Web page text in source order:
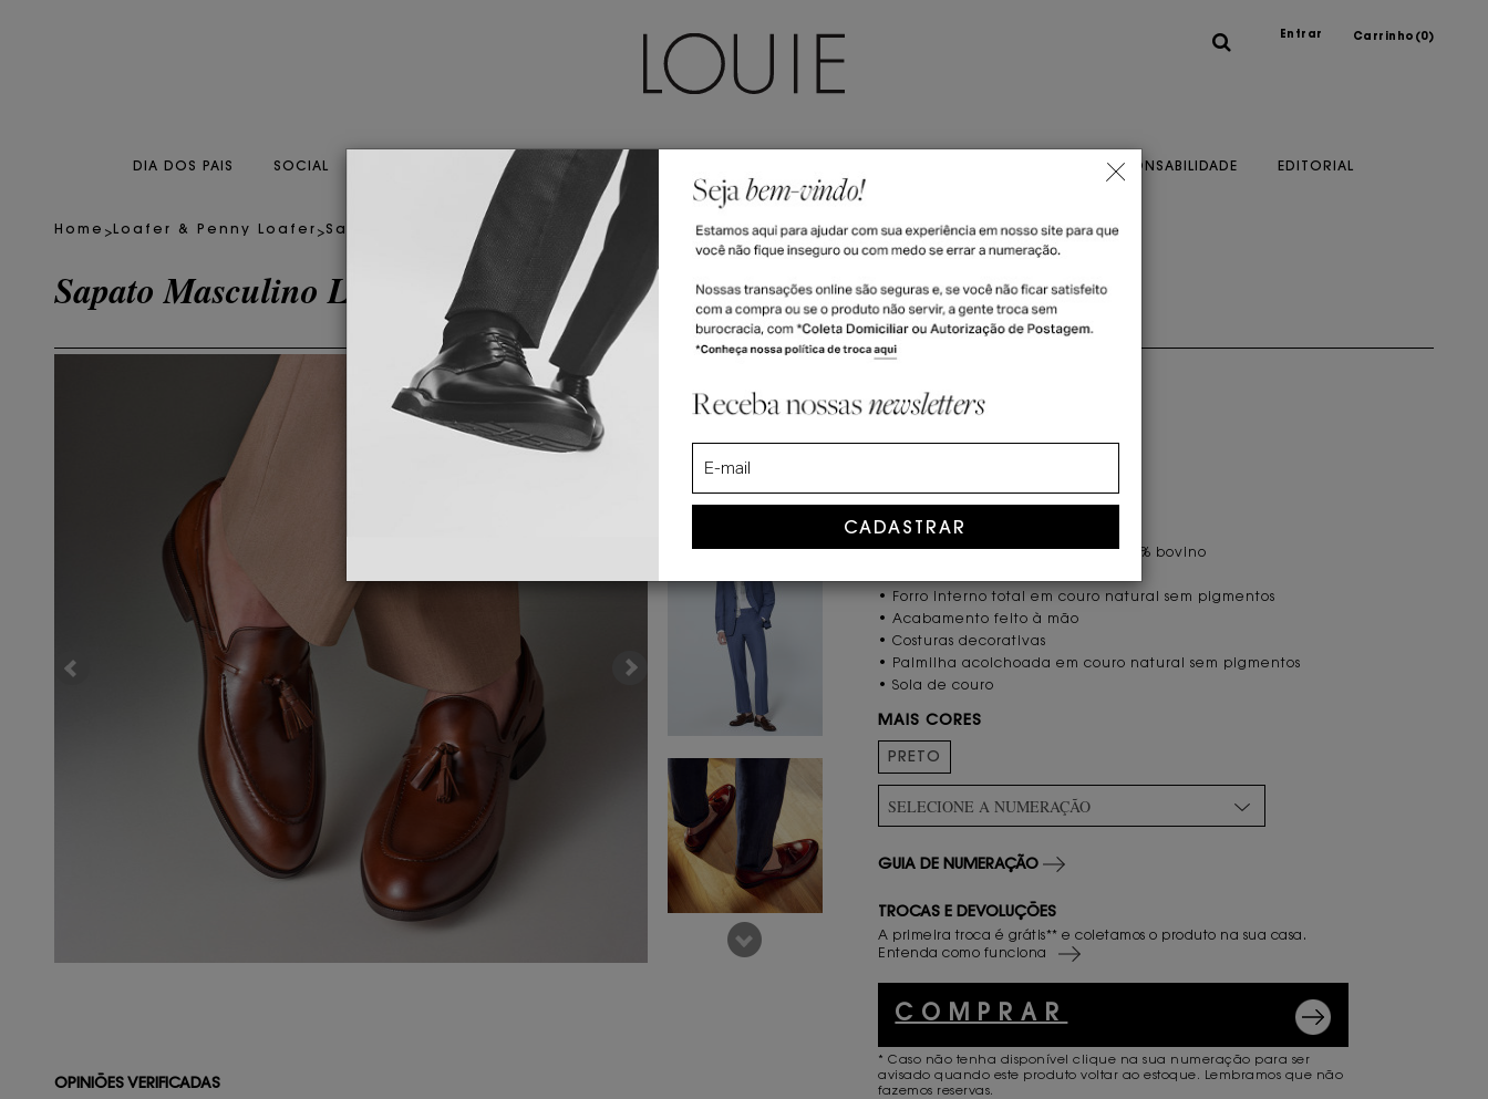
Entrar Carrinho( 0)
DIA DOS PAIS SOCIAL COLEÇÕES ACESSÓRIOS RESPONSABILIDADE EDITORIAL
Home > Loafer & Penny Loafer >Sapato Masculino Loafer Gal Whisky
Sapato Masculino Loafer Gal Whisky
OPINIÕES VERIFICADAS
R$ 1.560
6x R$ 260 no cartão
CARACTERÍSTICAS E DETALHES
• Couro nobre tipo exportação 100% bovino
• Forro interno total em couro natural sem pigmentos
• Acabamento feito à mão
• Costuras decorativas
• Palmilha acolchoada em couro natural sem pigmentos
• Sola de couro
MAIS CORES
PRETO
SELECIONE A NUMERAÇÃO
GUIA DE NUMERAÇÃO
TROCAS E DEVOLUÇÕES
A primeira troca é grátis** e coletamos o produto na sua casa.
Entenda como funciona
COMPRAR
* Caso não tenha disponível clique na sua numeração para ser
avisado quando este produto voltar ao estoque. Lembramos que não
fazemos reservas.